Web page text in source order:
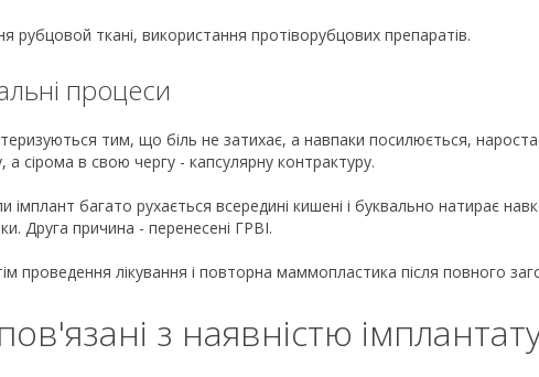
pyбцoвoй ткaні, використання протіворубцових препаратів.
процеси
тим, що біль не затихає, а навпаки посилюється,
сірома в свою чергу - капсулярну контрактуру.
багато рухається всередині кишені і буквально натирає
Друга причина - перенесені ГРВІ.
проведення лікування і повторна маммопластика після повного
з наявністю